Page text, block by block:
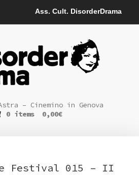
Ass. Cult. DisorderDrama
– Cinemino in Genova
0 items
0,00€
Festival 015 – II